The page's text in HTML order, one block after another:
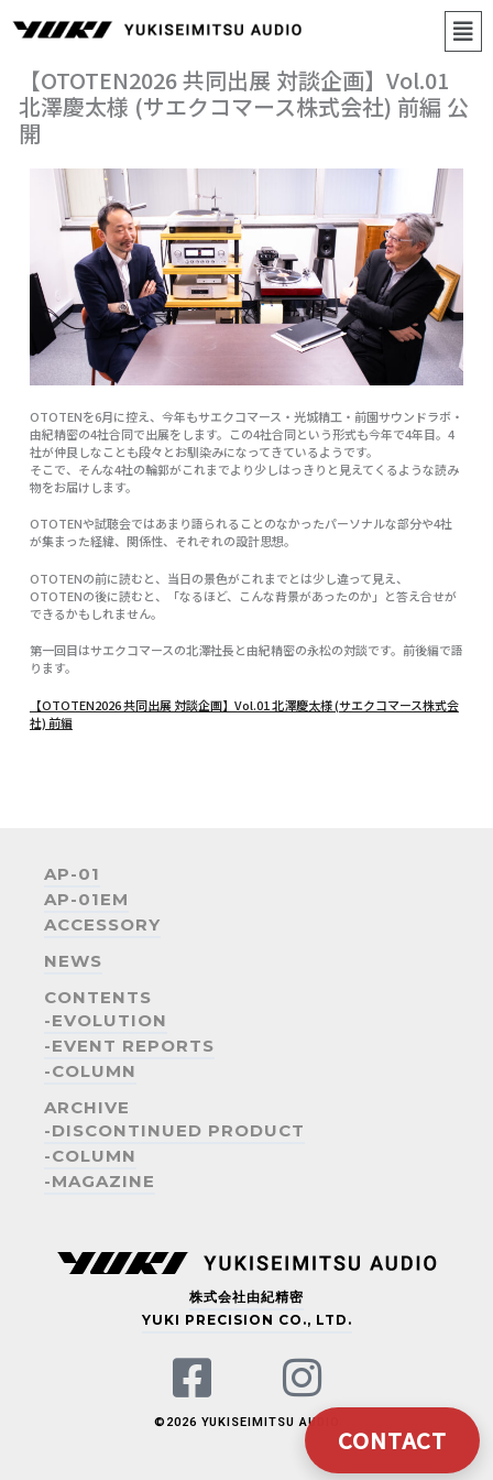
メ
ニ
ュ
ー
【OTOTEN2026 共同出展 対談企画】Vol.01
北澤慶太様 (サエクコマース株式会社) 前編 公
開
OTOTENを6月に控え、今年もサエクコマース・光城精工・前園サウンドラボ・
由紀精密の4社合同で出展をします。この4社合同という形式も今年で4年目。4
社が仲良しなことも段々とお馴染みになってきているようです。
そこで、そんな4社の輪郭がこれまでより少しはっきりと見えてくるような読み
物をお届けします。
OTOTENや試聴会ではあまり語られることのなかったパーソナルな部分や4社
が集まった経緯、関係性、それぞれの設計思想。
OTOTENの前に読むと、当日の景色がこれまでとは少し違って見え、
OTOTENの後に読むと、「なるほど、こんな背景があったのか」と答え合せが
できるかもしれません。
第一回目はサエクコマースの北澤社長と由紀精密の永松の対談です。前後編で語
ります。
【OTOTEN2026 共同出展 対談企画】Vol.01 北澤慶太様 (サエクコマース株式会
社) 前編
CONTACT
×
お名前 (必須)
メールアドレス (必須)
ご住所
お問い合わせ内容
メッセージ
をご一読いただき、同意いただけた方は送信ボタンを
AP-01
AP-01EM
ACCESSORY
NEWS
CONTENTS
-EVOLUTION
-EVENT REPORTS
-COLUMN
ARCHIVE
-DISCONTINUED PRODUCT
-COLUMN
-MAGAZINE
株式会社由紀精密
YUKI PRECISION CO., LTD.
©2026 YUKISEIMITSU AUDIO